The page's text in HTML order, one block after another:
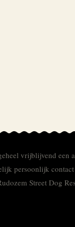
vrijblijvend een
persoonlijk
Street Dog